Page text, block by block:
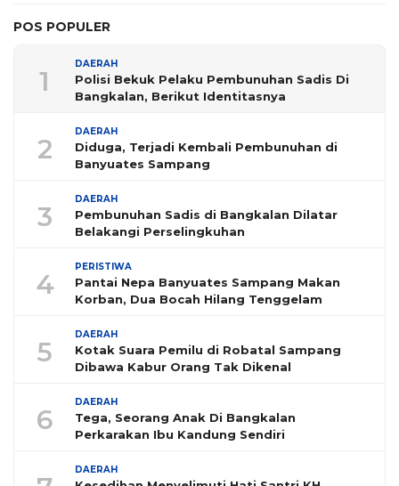
POS POPULER
1
DAERAH
Polisi Bekuk Pelaku Pembunuhan Sadis Di
Bangkalan, Berikut Identitasnya
2
DAERAH
Diduga, Terjadi Kembali Pembunuhan di
Banyuates Sampang
3
DAERAH
Pembunuhan Sadis di Bangkalan Dilatar
Belakangi Perselingkuhan
4
PERISTIWA
Pantai Nepa Banyuates Sampang Makan
Korban, Dua Bocah Hilang Tenggelam
5
DAERAH
Kotak Suara Pemilu di Robatal Sampang
Dibawa Kabur Orang Tak Dikenal
6
DAERAH
Tega, Seorang Anak Di Bangkalan
Perkarakan Ibu Kandung Sendiri
DAERAH